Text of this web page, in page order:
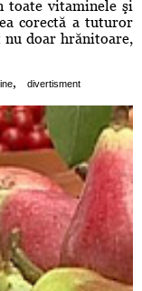
toate vitaminele şi
corectă a tuturor
nu doar hrănitoare,
, divertisment